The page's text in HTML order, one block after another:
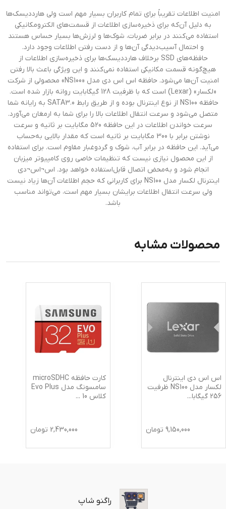
امنیت اطلاعات تقریباً برای تمام کاربران بسیار مهم است ولی هارددیسک‌ها
به دلیل آن‌که برای ذخیره‌سازی اطلاعات از قسمت‌های الکترومکانیکی
استفاده می‌کنند در برابر ضربات، شوک‌ها و لرزش‌ها بسیار حساس هستند
و احتمال آسیب‌دیدگی‌ آن‌ها و از دست رفتن اطلاعات وجود دارد.
حافظه‌های SSD برخلاف هارددیسک‌ها برای ذخیره‌سازی اطلاعات از
هیچ‌گونه قسمت مکانیکی استفاده نمی‌کنند و این ویژگی باعث بالا رفتن
امنیت آن‌ها می‌شود. حافظه اس اس دی مدل «NS100» محصولی از شرکت
«لکسار» (Lexar) است که با ظرفیت 128 گیگابایت روانه بازار شده است.
حافظه‌ NS100 از نوع اینترنال بوده و از طریق رابط SATA3.0 به رایانه شما
متصل می‌شود و سرعت انتقال اطلاعات بالا را برای شما به ارمغان می‌آورد.
سرعت خواندن اطلاعات در این حافظه 520 مگابایت بر ثانیه و سرعت
نوشتن برابر با 300 مگابایت بر ثانیه است که مقدار بالایی به‌حساب
می‌آید. این حافظه در برابر آب، شوک و گردوغبار مقاوم است. برای استفاده
از این محصول نیازی نیست که تنظیمات خاصی روی کامپیوتر میزبان
انجام شود و به‌محض اتصال قابل‌استفاده خواهد بود. اس¬اس¬دی
اینترنال لکسار مدل NS100 برای کاربرانی که حجم اطلاعات آن‌ها زیاد نیست
ولی سرعت انتقال اطلاعات برایشان بسیار مهم است، می‌تواند مناسب
باشد.
محصولات مشابه
اس اس دی اینترنال
لکسار مدل NS100 ظرفیت
256 گیگابا
...
9,150,000 تومان
کارت حافظه microSDHC
سامسونگ مدل Evo Plus
کلاس 10
...
2,430,000 تومان
راگنو شاپ